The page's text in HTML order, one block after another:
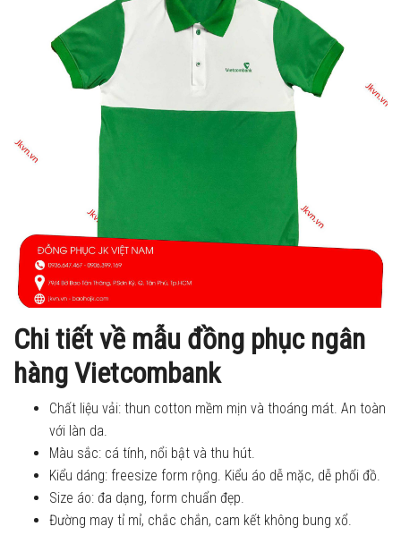
Chi tiết về mẫu đồng phục ngân
hàng Vietcombank
Chất liệu vải: thun cotton mềm mịn và thoáng mát. An toàn
với làn da.
Màu sắc: cá tính, nổi bật và thu hút.
Kiểu dáng: freesize form rộng. Kiểu áo dễ mặc, dễ phối đồ.
Size áo: đa dạng, form chuẩn đẹp.
Đường may tỉ mỉ, chắc chắn, cam kết không bung xổ.